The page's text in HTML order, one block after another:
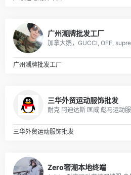
广州潮牌批发工厂
广州潮牌批发工厂
三华外贸运动服饰批发
三华外贸运动服饰批发
Zero奢潮本地终端